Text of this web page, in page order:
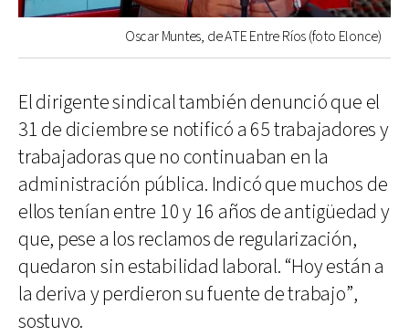
Oscar Muntes, de ATE Entre Ríos (foto Elonce)
El dirigente sindical también denunció que el
31 de diciembre se notificó a 65 trabajadores y
trabajadoras que no continuaban en la
administración pública. Indicó que muchos de
ellos tenían entre 10 y 16 años de antigüedad y
que, pese a los reclamos de regularización,
quedaron sin estabilidad laboral. “Hoy están a
la deriva y perdieron su fuente de trabajo”,
sostuvo.